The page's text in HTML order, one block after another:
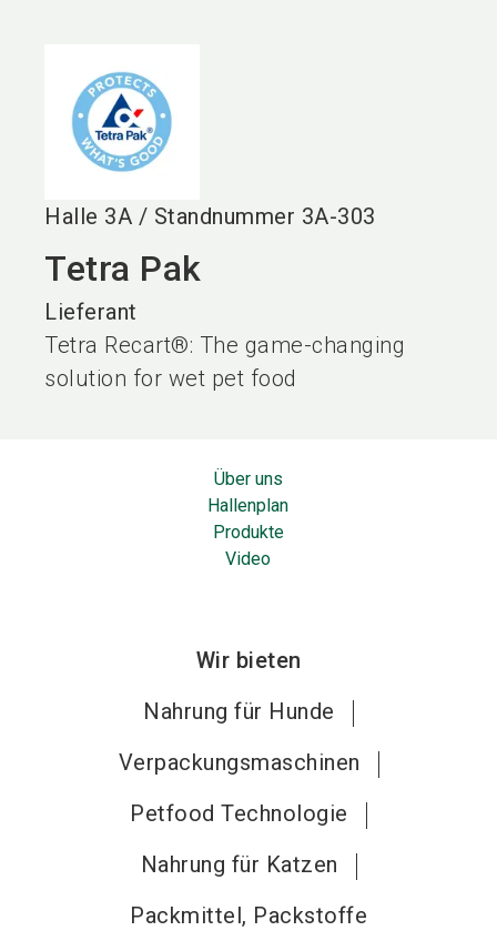
Halle 3A / Standnummer 3A-303
Tetra Pak
Lieferant
Tetra Recart®: The game-changing
solution for wet pet food
Über uns
Hallenplan
Produkte
Video
Wir bieten
Nahrung für Hunde
Verpackungsmaschinen
Petfood Technologie
Nahrung für Katzen
Packmittel, Packstoffe